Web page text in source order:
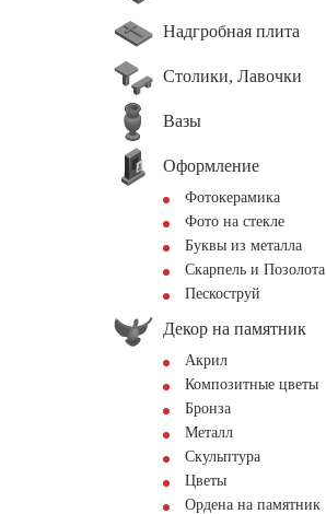
Надгробная плита
Столики, Лавочки
Вазы
Оформление
Фотокерамика
Фото на стекле
Буквы из металла
Скарпель и Позолота
Пескоструй
Декор на памятник
Акрил
Композитные цветы
Бронза
Металл
Скульптура
Цветы
Ордена на памятник